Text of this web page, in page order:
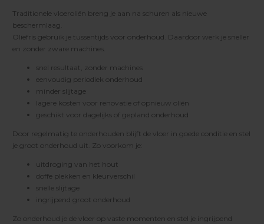
Traditionele vloeroliën breng je aan na schuren als nieuwe
beschermlaag.
Oliefris gebruik je tussentijds voor onderhoud. Daardoor werk je sneller
en zonder zware machines.
snel resultaat, zonder machines
eenvoudig periodiek onderhoud
minder slijtage
lagere kosten voor renovatie of opnieuw oliën
geschikt voor dagelijks of gepland onderhoud
Door regelmatig te onderhouden blijft de vloer in goede conditie en stel
je groot onderhoud uit. Zo voorkom je:
uitdroging van het hout
doffe plekken en kleurverschil
snelle slijtage
ingrijpend groot onderhoud
Zo onderhoud je de vloer op vaste momenten en stel je ingrijpend